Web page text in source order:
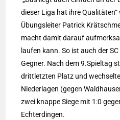
dieser Liga hat ihre
Übungsleiter Patrick
macht damit darauf
laufen kann. So ist auch der
Gegner. Nach dem 9.Spieltag
drittletzten Platz und wechselte
Niederlagen (gegen
zwei knappe Siege mit 1:0
Echterdingen.